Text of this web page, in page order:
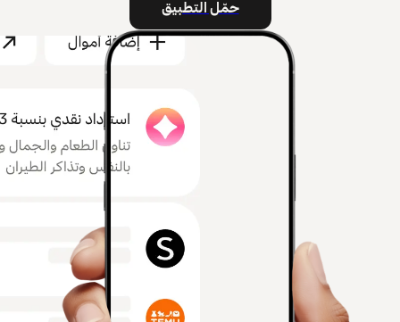
حمّل التطبيق